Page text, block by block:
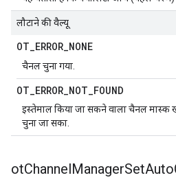
लौटाने की वैल्यू
OT_ERROR_NONE
चैनल चुना गया.
OT_ERROR_NOT_FOUND
इस्तेमाल किया जा सकने वाला चैनल मास्क
चुना जा सका.
otChannelManagerSetAuto